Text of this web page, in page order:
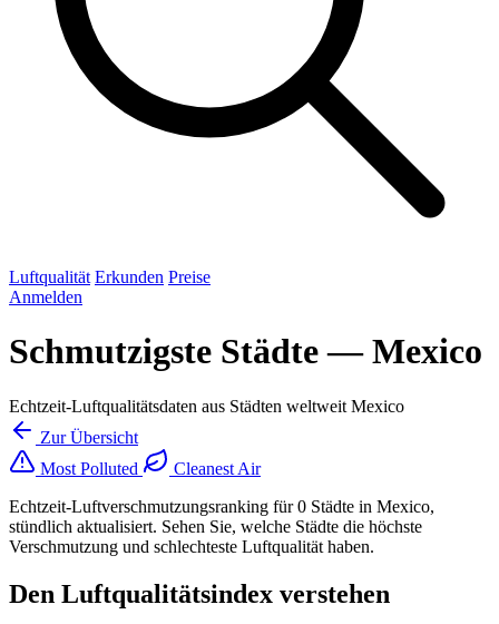
Luftqualität Erkunden Preise
Anmelden
Schmutzigste Städte — Mexico
Echtzeit-Luftqualitätsdaten aus Städten weltweit Mexico
Zur Übersicht
Most Polluted
Cleanest Air
Echtzeit-Luftverschmutzungsranking für 0 Städte in Mexico,
stündlich aktualisiert. Sehen Sie, welche Städte die höchste
Verschmutzung und schlechteste Luftqualität haben.
Den Luftqualitätsindex verstehen